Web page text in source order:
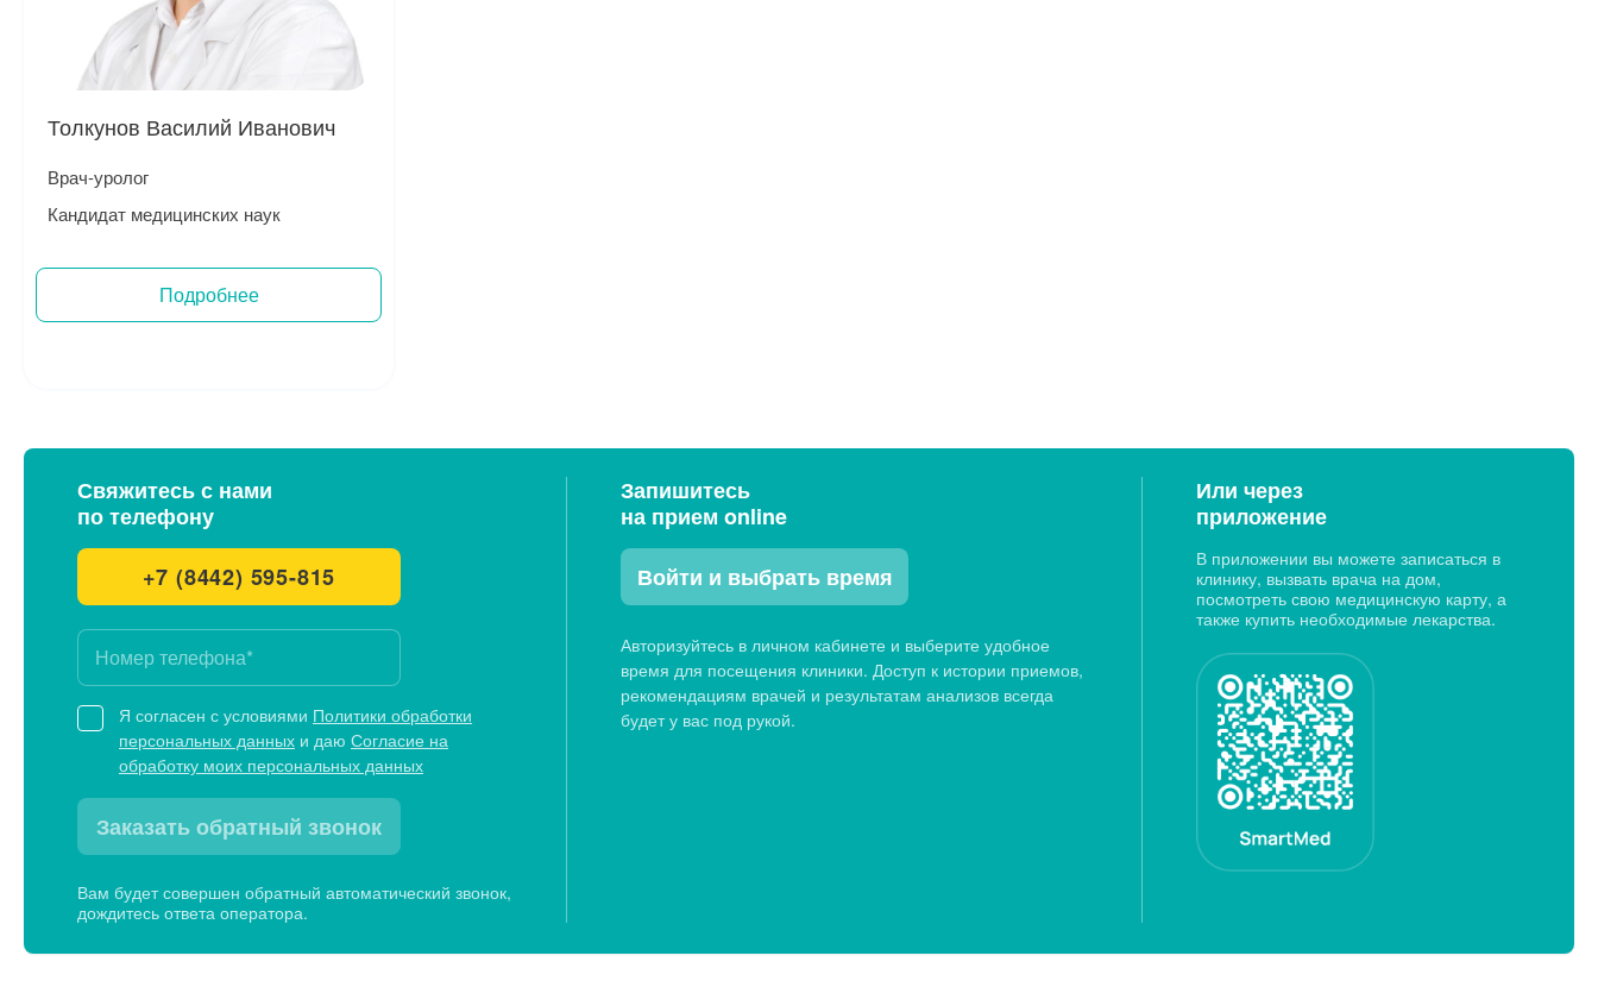
Толкунов Василий Иванович
Врач-уролог
Кандидат медицинских наук
Подробнее
Свяжитесь с нами
по телефону
+7 (8442) 595-815
Я согласен с условиями Политики обработки
персональных данных и даю Согласие на
обработку моих персональных данных
Заказать обратный звонок
Вам будет совершен обратный автоматический звонок,
дождитесь ответа оператора.
Запишитесь
на прием online
Войти и выбрать время
Авторизуйтесь в личном кабинете и выберите удобное
время для посещения клиники. Доступ к истории приемов,
рекомендациям врачей и результатам анализов всегда
будет у вас под рукой.
Или через
приложение
В приложении вы можете записаться в
клинику, вызвать врача на дом,
посмотреть свою медицинскую карту, а
также купить необходимые лекарства.